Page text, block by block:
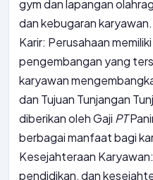
gym dan lapangan
dan kebugaran
Karir: Perusahaan
pengembangan yang
karyawan
dan Tujuan Tunjangan
diberikan oleh Gaji PT
berbagai manfaat bagi
Kesejahteraan
pendidikan, dan